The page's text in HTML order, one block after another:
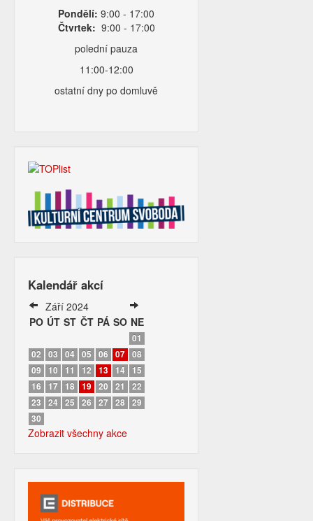
Pondělí: 9:00 - 17:00
Čtvrtek: 9:00 - 17:00
polední pauza
11:00-12:00
ostatní dny po domluvě
Kalendář akcí
Září 2024
PO ÚT ST ČT PÁ SO NE
01
02
03 04 05 06 07 08
09
10 11 12 13 14
15
16
17 18 19 20 21
22
23
24 25 26 27 28
29
30
Zobrazit všechny akce